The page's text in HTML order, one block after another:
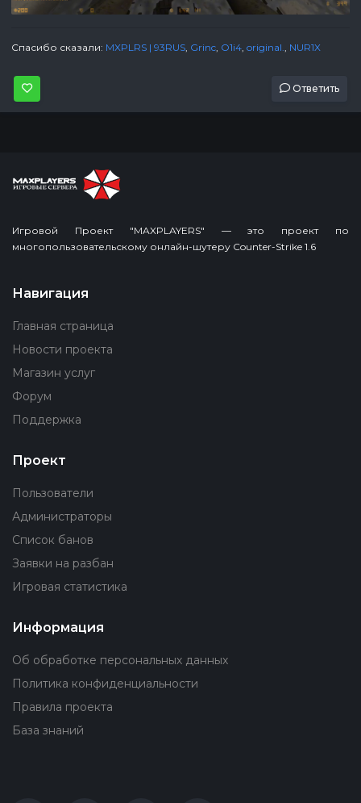
Спасибо сказали: MXPLRS | 93RUS, Grinc, O1i4, original., NUR1X
Ответить
Игровой Проект "MAXPLAYERS" — это проект по
многопользовательскому онлайн-шутеру Counter-Strike 1.6
Навигация
Главная страница
Новости проекта
Магазин услуг
Форум
Поддержка
Проект
Пользователи
Администраторы
Список банов
Заявки на разбан
Игровая статистика
Информация
Об обработке персональных данных
Политика конфиденциальности
Правила проекта
База знаний